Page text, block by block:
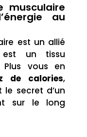
musculaire
au
est un allié
un tissu
vous en
de calories,
le secret d’un
sur le long